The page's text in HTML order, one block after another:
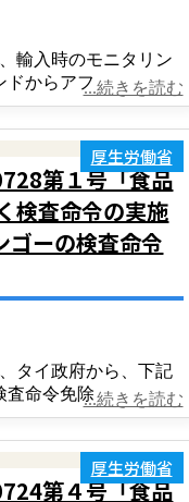
輸入時のモニタリン
ドからアフ...続きを読む
第１号「食品
検査命令の実施
ゴーの検査命令
厚生労働省
タイ政府から、下記
査命令免除...続きを読む
第４号「食品
厚生労働省